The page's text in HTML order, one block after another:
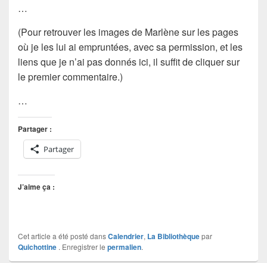
…
(Pour retrouver les images de Marlène sur les pages
où je les lui ai empruntées, avec sa permission, et les
liens que je n’ai pas donnés ici, il suffit de cliquer sur
le premier commentaire.)
…
Partager :
Partager
J’aime ça :
Cet article a été posté dansCalendrier, La Bibliothèquepar
Quichottine . Enregistrer le permalien.